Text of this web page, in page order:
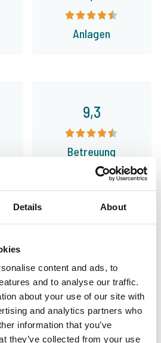
Details About
content and ads, to
and to analyse our traffic.
about your use of our site with
and analytics partners who
information that you’ve
they’ve collected from your use
Anlagen
ist mir schon seit
Begriff und steht für
Seriosität, wenn es um
geht. Auch ich
mehrere Male davon
9,3
Betreuung